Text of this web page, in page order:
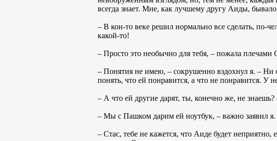
всегда знает. Мне, как лучшему другу Аиды,
– В кои-то веке решил нормально все сделать, по-
какой-то!
– Просто это необычно для тебя, – пожала
– Понятия не имею, – сокрушенно вздохнул я. –
понять, что ей понравится, а что не понравится. У
– А что ей другие дарят, ты, конечно же, не
– Мы с Пашком дарим ей ноутбук, – важно заявил я.
– Стас, тебе не кажется, что Аиде будет